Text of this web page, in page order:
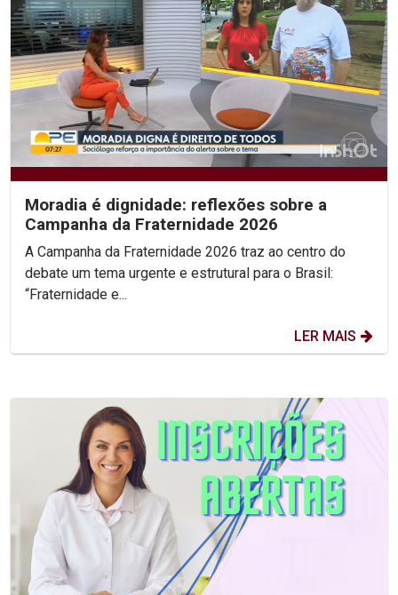
Moradia é dignidade: reflexões sobre a
Campanha da Fraternidade 2026
A Campanha da Fraternidade 2026 traz ao centro do
debate um tema urgente e estrutural para o Brasil:
“Fraternidade e...
LER MAIS